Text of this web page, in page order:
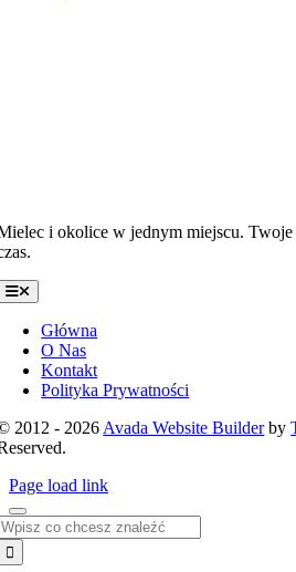
i okolice w jednym miejscu. Twoje
Toggle
Navigation
Główna
O Nas
Kontakt
Polityka Prywatności
2012 - 2026 Avada Website Builderby
Page load link